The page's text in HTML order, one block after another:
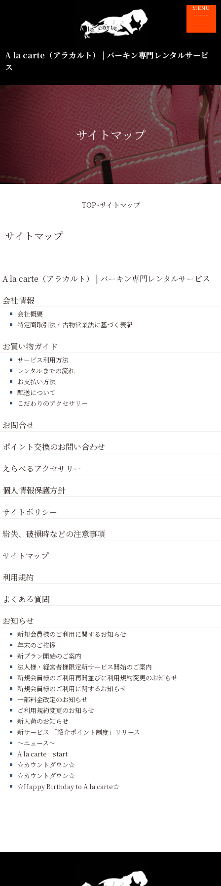
A la carte（アラカルト） | バーキン専門レンタルサービ
ス
サイトマップ
TOP-サイトマップ
サイトマップ
A la carte（アラカルト） | バーキン専門レンタルサービス
会社情報
会社概要
特定商取引法・古物営業法に基づく表記
お買い物ガイド
サービス利用方法
レンタルまでの流れ
お支払い方法
配送について
こだわりのアクセサリー
お問合せ
ポイント交換のお問い合わせ
えらべるアクセサリー
個人情報保護方針
サイトポリシー
紛失、破損時などの注意事項
サイトマップ
利用規約
よくある質問
お知らせ
新規会員様のご利用に関するお知らせ
年末のご挨拶
新プラン開始のご案内
法人様・経営者様限定新サービス開始のご案内
新規会員様のご利用再開並びに利用規約変更のお知らせ
新規会員様のご利用に関するお知らせ
一部料金改定のお知らせ
ご利用規約変更のお知らせ
新入荷のお知らせ
新サービス 「紹介ポイント制度」リリース
〜ニュース〜
A la carte…start
☆カウントダウン☆
☆カウントダウン☆
☆Happy Birthday to A la carte☆